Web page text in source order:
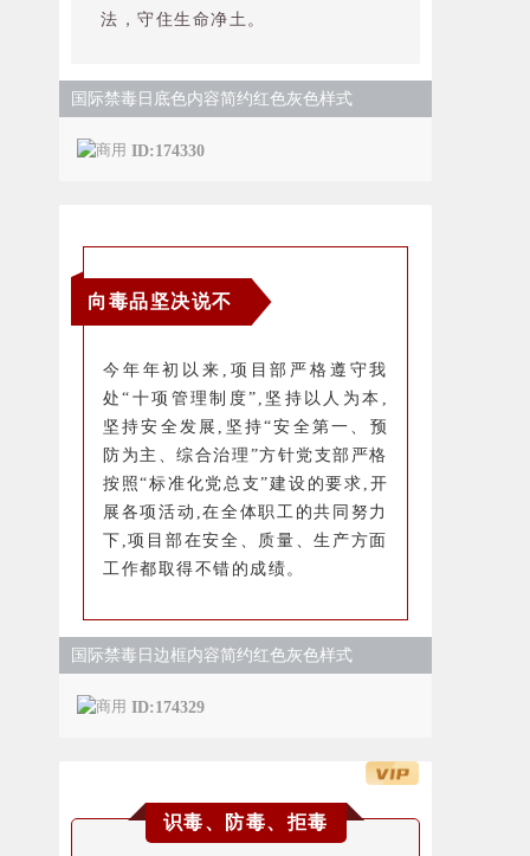
法，守住生命净土。
国际禁毒日底色内容简约红色灰色样式
ID:174330
向毒品坚决说不
今年年初以来,项目部严格遵守我
处“十项管理制度”,坚持以人为本,
坚持安全发展,坚持“安全第一、预
防为主、综合治理”方针党支部严格
按照“标准化党总支”建设的要求,开
展各项活动,在全体职工的共同努力
下,项目部在安全、质量、生产方面
工作都取得不错的成绩。
国际禁毒日边框内容简约红色灰色样式
ID:174329
识毒、防毒、拒毒